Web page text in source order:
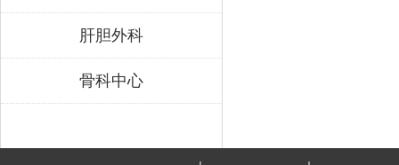
肝胆外科
骨科中心